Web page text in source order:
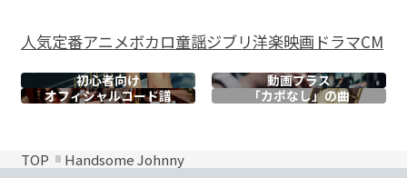
人気定番アニメボカロ童謡ジブリ洋楽映画ドラマCM
初心者向け
動画プラス
オフィシャルコード譜 「カポなし」の曲
TOP Handsome Johnny